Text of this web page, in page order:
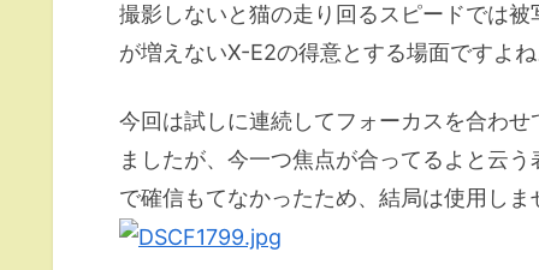
撮影しないと猫の走り回るスピードでは
が増えないX-E2の得意とする場面ですよ
今回は試しに連続してフォーカスを合わ
ましたが、今一つ焦点が合ってるよと云
で確信もてなかったため、結局は使用しま